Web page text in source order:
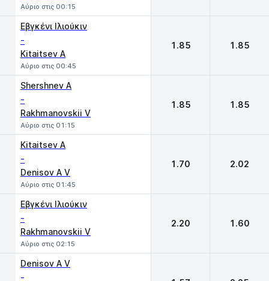
Αύριο στις 00:15
Εβγκένι Ιλιούκιν
-
Kitaitsev A
Αύριο στις 00:45
1.85 1.85
Shershnev A
-
Rakhmanovskii V
Αύριο στις 01:15
1.85 1.85
Kitaitsev A
-
Denisov A V
Αύριο στις 01:45
1.70 2.02
Εβγκένι Ιλιούκιν
-
Rakhmanovskii V
Αύριο στις 02:15
2.20 1.60
Denisov A V
-